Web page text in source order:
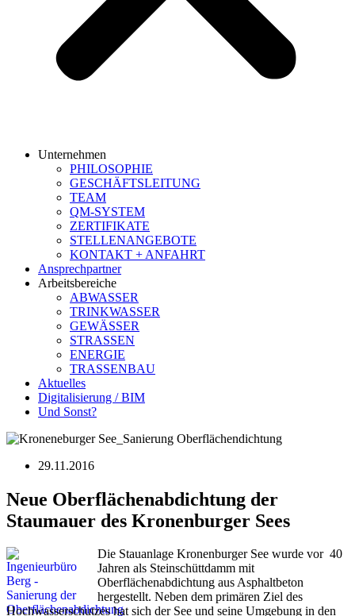
Unternehmen
PHILOSOPHIE
GESCHÄFTSLEITUNG
TEAM
QM-SYSTEM
ZERTIFIKATE
STELLENANGEBOTE
KONTAKT + ANFAHRT
Ansprechpartner
Arbeitsbereiche
ABWASSER
TRINKWASSER
GEWÄSSER
STRASSEN
ENERGIE
TRASSENBAU
Aktuelles
Digitalisierung / BIM
Und Sonst?
29.11.2016
Neue Oberflächenabdichtung der
Staumauer des Kronenburger Sees
Die Stauanlage Kronenburger See wurde vor 40
Jahren als Steinschüttdamm mit
Oberflächenabdichtung aus Asphaltbeton
hergestellt. Neben dem primären Ziel des
Hochwasserschutzes hat sich der See und seine Umgebung in den